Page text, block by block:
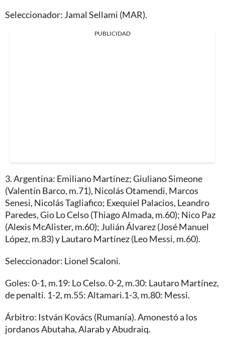
Seleccionador: Jamal Sellami (MAR).
PUBLICIDAD
3. Argentina: Emiliano Martínez; Giuliano Simeone
(Valentín Barco, m.71), Nicolás Otamendi, Marcos
Senesi, Nicolás Tagliafico; Exequiel Palacios, Leandro
Paredes, Gio Lo Celso (Thiago Almada, m.60); Nico Paz
(Alexis McAlister, m.60); Julián Álvarez (José Manuel
López, m.83) y Lautaro Martínez (Leo Messi, m.60).
Seleccionador: Lionel Scaloni.
Goles: 0-1, m.19: Lo Celso. 0-2, m.30: Lautaro Martínez,
de penalti. 1-2, m.55: Altamari.1-3, m.80: Messi.
Árbitro: István Kovács (Rumanía). Amonestó a los
jordanos Abutaha, Alarab y Abudraiq.